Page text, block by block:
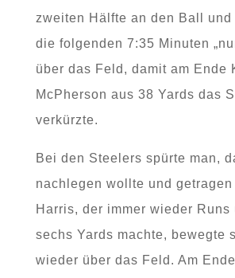
zweiten Hälfte an den Ball und
die folgenden 7:35 Minuten
über das Feld, damit am Ende
McPherson aus 38 Yards das
verkürzte.
Bei den Steelers spürte man,
nachlegen wollte und
Harris, der immer wieder Runs
sechs Yards machte, bewegte
wieder über das Feld. Am